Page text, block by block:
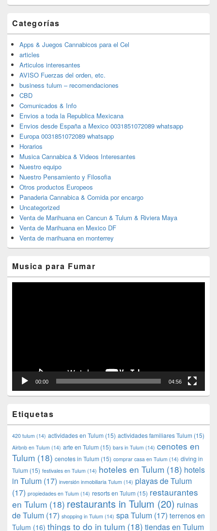
Categorías
Apps & Juegos Cannabicos para el Cel
articles
Articulos interesantes
AVISO Fuerzas del orden, etc.
business tulum – recomendaciones
CBD
Comunicados & Info
Envios a toda la Republica Mexicana
Envios desde España a Mexico 0031851072089 whatsapp
Europa 0031851072089 whatsapp
Horarios
Musica Cannabica & Videos Interesantes
Nuestro equipo
Nuestro Pensamiento y Filosofia
Otros productos Europeos
Panaderia Cannabica & Comida por encargo
Uncategorized
Venta de Marihuana en Cancun & Tulum & Riviera Maya
Venta de Marihuana en Mexico DF
Venta de marihuana en monterrey
Musica para Fumar
00:00 04:56
Etiquetas
420 tulum (14) actividades en Tulum (15) actividades familiares Tulum (15)
Airbnb en Tulum (14) arte en Tulum (15) bars in Tulum (14) cenotes en
Tulum (18) cenotes in Tulum (15) comprar casa en Tulum (14) diving in
Tulum (15) festivales en Tulum (14) hoteles en Tulum (18) hotels
in Tulum (17) inversión inmobiliaria Tulum (14) playas de Tulum
(17) propiedades en Tulum (14) resorts en Tulum (15) restaurantes
en Tulum (18) restaurants in Tulum (20) ruinas
de Tulum (17) shopping in Tulum (14) spa Tulum (17) terrenos en
Tulum (16) things to do in tulum (18) tiendas en Tulum